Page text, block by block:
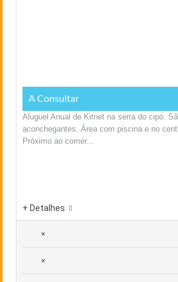
A Consultar
Aluguel Anual de Kitnet na serra do cipó.
aconchegantes. Área com piscina e no
Próximo ao comér...
+ Detalhes
×
×